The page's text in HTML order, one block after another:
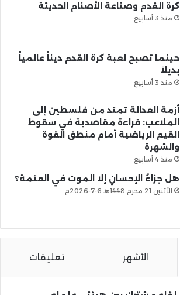
كرة القدم وصناعة الأصنام الحديثة
منذ 3 أسابيع
حينما تصبح لعبة كرة القدم ديناً عالمياً
بديلاً
منذ 3 أسابيع
أزمة العدالة تمتد من فلسطين إلى
الملاعب: قراءة مقاصدية في سقوط
القيم الرياضية أمام منطق القوة
والشهرة
منذ 4 أسابيع
هل جزاءُ الإحسانِ إلا الموت في العتمة؟
الأثنين 21 محرم 1448هـ 6-7-2026م
الأشهر تعليقات